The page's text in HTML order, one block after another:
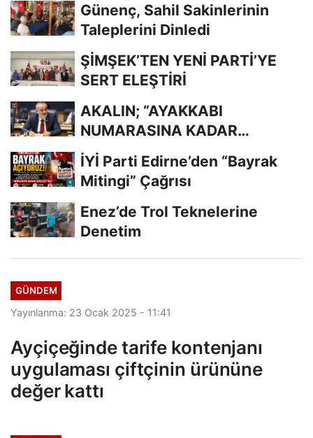
Günenç, Sahil Sakinlerinin
Taleplerini Dinledi
ŞİMŞEK’TEN YENİ PARTİ’YE
SERT ELEŞTİRİ
AKALIN; “AYAKKABI
NUMARASINA KADAR
BİLİYORDUNUZ, ADRESİNİ Mİ
UNUTTUNUZ?”
İYİ Parti Edirne’den “Bayrak
Mitingi” Çağrısı
Enez’de Trol Teknelerine
Denetim
GÜNDEM
Yayınlanma: 23 Ocak 2025 - 11:41
Ayçiçeğinde tarife kontenjanı
uygulaması çiftçinin ürününe
değer kattı